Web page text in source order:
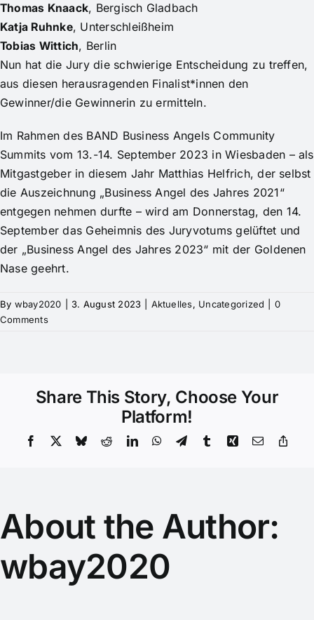
Thomas Knaack, Bergisch Gladbach
Katja Ruhnke, Unterschleißheim
Tobias Wittich, Berlin
Nun hat die Jury die schwierige Entscheidung zu treffen,
aus diesen herausragenden Finalist*innen den
Gewinner/die Gewinnerin zu ermitteln.
Im Rahmen des BAND Business Angels Community
Summits vom 13.-14. September 2023 in Wiesbaden – als
Mitgastgeber in diesem Jahr Matthias Helfrich, der selbst
die Auszeichnung „Business Angel des Jahres 2021“
entgegen nehmen durfte – wird am Donnerstag, den 14.
September das Geheimnis des Juryvotums gelüftet und
der „Business Angel des Jahres 2023“ mit der Goldenen
Nase geehrt.
By wbay2020 3. August 2023 Aktuelles, Uncategorized
0
Comments
Share This Story, Choose Your
Platform!
Facebook BlueskyRedditLinkedInWhatsApp
TelegramTumblrXing Email
About the Author:
wbay2020